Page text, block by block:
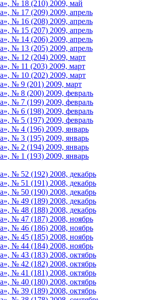
№ 18 (210) 2009, май
№ 17 (209) 2009, апрель
№ 16 (208) 2009, апрель
№ 15 (207) 2009, апрель
№ 14 (206) 2009, апрель
№ 13 (205) 2009, апрель
№ 12 (204) 2009, март
№ 11 (203) 2009, март
№ 10 (202) 2009, март
№ 9 (201) 2009, март
№ 8 (200) 2009, февраль
№ 7 (199) 2009, февраль
№ 6 (198) 2009, февраль
№ 5 (197) 2009, февраль
№ 4 (196) 2009, январь
№ 3 (195) 2009, январь
№ 2 (194) 2009, январь
№ 1 (193) 2009, январь
№ 52 (192) 2008, декабрь
№ 51 (191) 2008, декабрь
№ 50 (190) 2008, декабрь
№ 49 (189) 2008, декабрь
№ 48 (188) 2008, декабрь
№ 47 (187) 2008, ноябрь
№ 46 (186) 2008, ноябрь
№ 45 (185) 2008, ноябрь
№ 44 (184) 2008, ноябрь
№ 43 (183) 2008, октябрь
№ 42 (182) 2008, октябрь
№ 41 (181) 2008, октябрь
№ 40 (180) 2008, октябрь
№ 39 (189) 2008, октябрь